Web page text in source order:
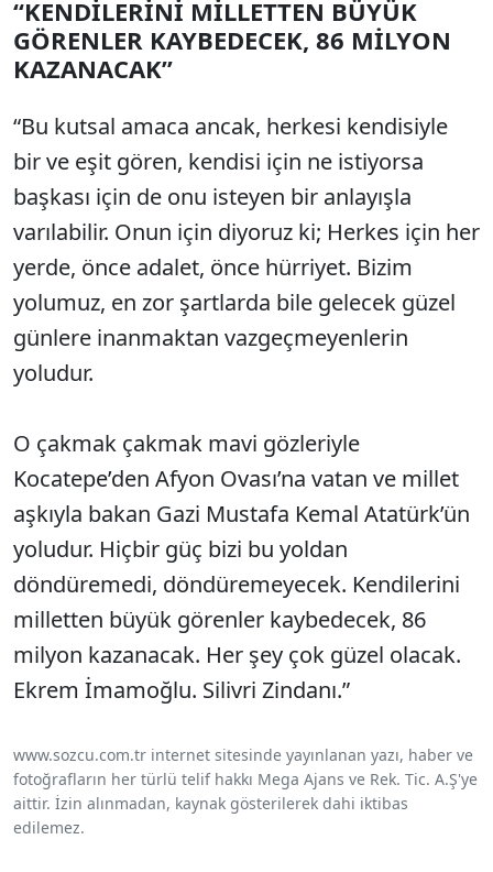
“KENDİLERİNİ MİLLETTEN BÜYÜK
GÖRENLER KAYBEDECEK, 86 MİLYON
KAZANACAK”
“Bu kutsal amaca ancak, herkesi kendisiyle
bir ve eşit gören, kendisi için ne istiyorsa
başkası için de onu isteyen bir anlayışla
varılabilir. Onun için diyoruz ki; Herkes için her
yerde, önce adalet, önce hürriyet. Bizim
yolumuz, en zor şartlarda bile gelecek güzel
günlere inanmaktan vazgeçmeyenlerin
yoludur.
O çakmak çakmak mavi gözleriyle
Kocatepe’den Afyon Ovası’na vatan ve millet
aşkıyla bakan Gazi Mustafa Kemal Atatürk’ün
yoludur. Hiçbir güç bizi bu yoldan
döndüremedi, döndüremeyecek. Kendilerini
milletten büyük görenler kaybedecek, 86
milyon kazanacak. Her şey çok güzel olacak.
Ekrem İmamoğlu. Silivri Zindanı.”
www.sozcu.com.tr internet sitesinde yayınlanan yazı, haber ve
fotoğrafların her türlü telif hakkı Mega Ajans ve Rek. Tic. A.Ş'ye
aittir. İzin alınmadan, kaynak gösterilerek dahi iktibas
edilemez.